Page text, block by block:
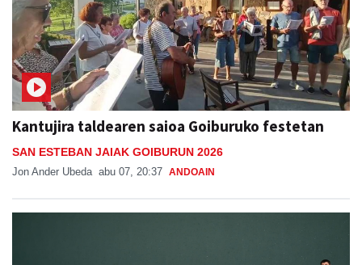
Kantujira taldearen saioa Goiburuko festetan
SAN ESTEBAN JAIAK GOIBURUN 2026
Jon Ander Ubeda abu 07, 20:37 ANDOAIN